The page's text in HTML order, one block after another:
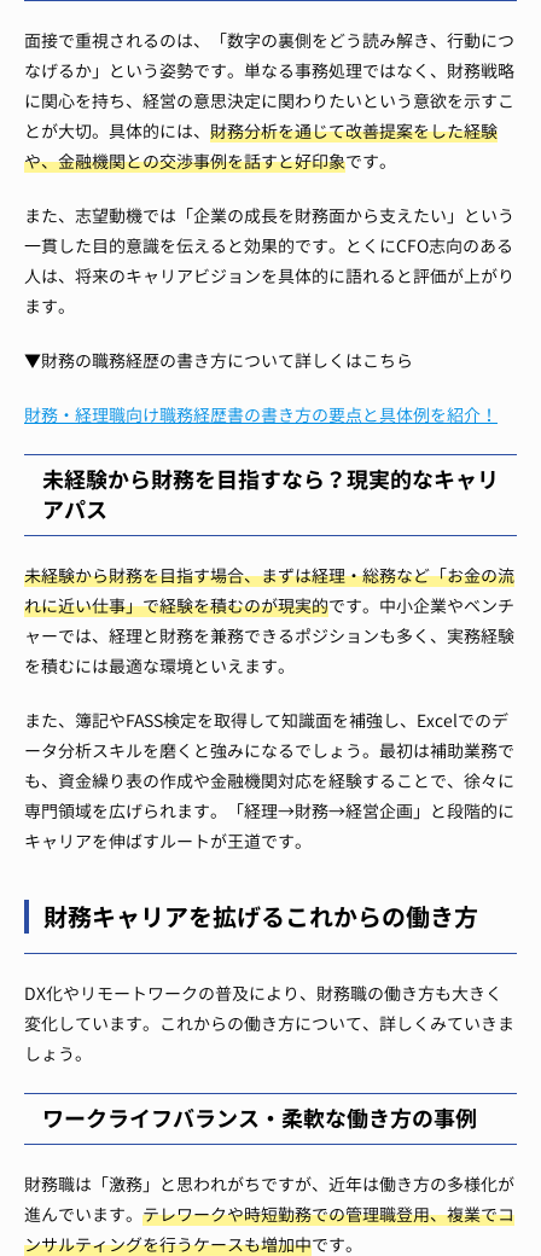
面接で重視されるのは、「数字の裏側をどう読み解き、行動につ
なげるか」という姿勢です。単なる事務処理ではなく、財務戦略
に関心を持ち、経営の意思決定に関わりたいという意欲を示すこ
とが大切。具体的には、 財務分析を通じて改善提案をした経験
や、金融機関との交渉事例を話すと好印象です。
また、志望動機では「企業の成長を財務面から支えたい」という
一貫した目的意識を伝えると効果的です。とくにCFO志向のある
人は、将来のキャリアビジョンを具体的に語れると評価が上がり
ます。
▼財務の職務経歴の書き方について詳しくはこちら
財務・経理職向け職務経歴書の書き方の要点と具体例を紹介！
未経験から財務を目指すなら？現実的なキャリ
アパス
未経験から財務を目指す場合、まずは経理・総務など「お金の流
れに近い仕事」で経験を積むのが現実的です。中小企業やベンチ
ャーでは、経理と財務を兼務できるポジションも多く、実務経験
を積むには最適な環境といえます。
また、簿記やFASS検定を取得して知識面を補強し、Excelでのデ
ータ分析スキルを磨くと強みになるでしょう。最初は補助業務で
も、資金繰り表の作成や金融機関対応を経験することで、徐々に
専門領域を広げられます。「経理→財務→経営企画」と段階的に
キャリアを伸ばすルートが王道です。
財務キャリアを拡げるこれからの働き方
DX化やリモートワークの普及により、財務職の働き方も大きく
変化しています。これからの働き方について、詳しくみていきま
しょう。
ワークライフバランス・柔軟な働き方の事例
財務職は「激務」と思われがちですが、近年は働き方の多様化が
進んでいます。 テレワークや時短勤務での管理職登用、複業でコ
ンサルティングを行うケースも増加中です。